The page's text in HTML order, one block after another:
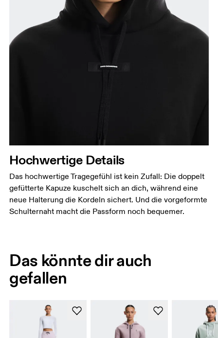
Hochwertige Details
Das hochwertige Tragegefühl ist kein Zufall: Die doppelt
gefütterte Kapuze kuschelt sich an dich, während eine
neue Halterung die Kordeln sichert. Und die vorgeformte
Schulternaht macht die Passform noch bequemer.
Das könnte dir auch
gefallen